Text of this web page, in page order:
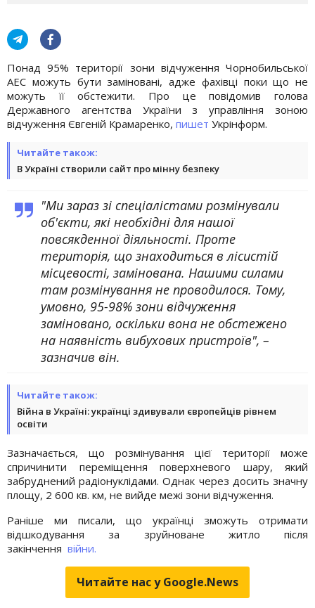
Понад 95% території зони відчуження Чорнобильської
АЕС можуть бути заміновані, адже фахівці поки що не
можуть її обстежити. Про це повідомив голова
Державного агентства України з управління зоною
відчуження Євгеній Крамаренко, пишет Укрінформ.
Читайте також:
В Україні створили сайт про мінну безпеку
"Ми зараз зі спеціалістами розмінували
об'єкти, які необхідні для нашої
повсякденної діяльності. Проте
територія, що знаходиться в лісистій
місцевості, замінована. Нашими силами
там розмінування не проводилося. Тому,
умовно, 95-98% зони відчуження
заміновано, оскільки вона не обстежено
на наявність вибухових пристроїв", –
зазначив він.
Читайте також:
Війна в Україні: українці здивували європейців рівнем
освіти
Зазначається, що розмінування цієї території може
спричинити переміщення поверхневого шару, який
забруднений радіонуклідами. Однак через досить значну
площу, 2 600 кв. км, не вийде межі зони відчуження.
Раніше ми писали, що українці зможуть отримати
відшкодування за зруйноване житло після
закінчення війни.
Читайте нас у Google.News